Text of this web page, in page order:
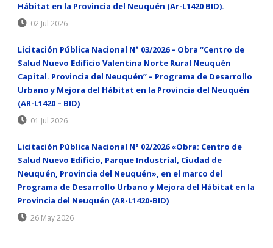
Hábitat en la Provincia del Neuquén (Ar-L1420 BID).
02 Jul 2026
Licitación Pública Nacional N° 03/2026 – Obra “Centro de
Salud Nuevo Edificio Valentina Norte Rural Neuquén
Capital. Provincia del Neuquén” – Programa de Desarrollo
Urbano y Mejora del Hábitat en la Provincia del Neuquén
(AR-L1420 – BID)
01 Jul 2026
Licitación Pública Nacional N° 02/2026 «Obra: Centro de
Salud Nuevo Edificio, Parque Industrial, Ciudad de
Neuquén, Provincia del Neuquén», en el marco del
Programa de Desarrollo Urbano y Mejora del Hábitat en la
Provincia del Neuquén (AR-L1420-BID)
26 May 2026